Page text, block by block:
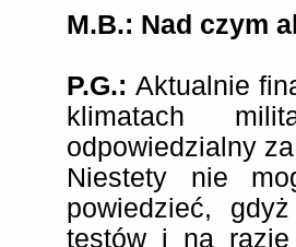
M.B.: Nad czym
P.G.: Aktualnie
klimatach
odpowiedzialny
Niestety nie
powiedzieć,
testów i na razie